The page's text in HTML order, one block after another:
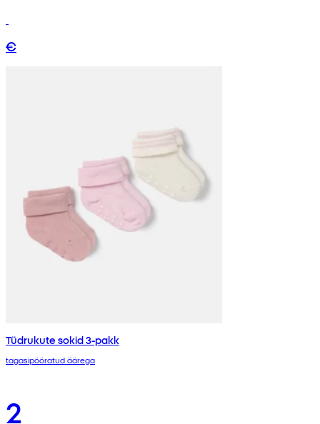
€
Tüdrukute sokid 3-pakk
tagasipööratud äärega
2